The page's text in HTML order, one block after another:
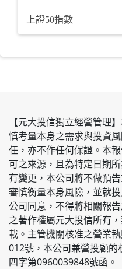
上證50指數
【元大投信獨立經營管理
慎考量本⾝之需求與投資
任，亦不作任何保證。本
可之來源，且為特定⽇期
有變更，本公司將不做預
審慎衡量本⾝風險，並就
公司同意，不得將相關報
之著作權屬元⼤投信所有
載。主管機關核准之營業
012號，本公司兼營投顧
四字第0960039848號函。